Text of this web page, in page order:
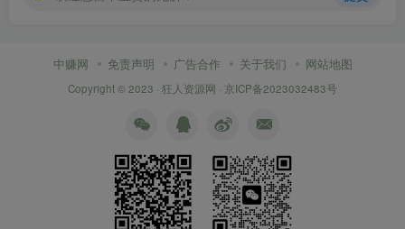
中赚网 免责声明 广告合作 关于我们 网站地图
Copyright © 2023 · 狂人资源网 · 京ICP备2023032483号